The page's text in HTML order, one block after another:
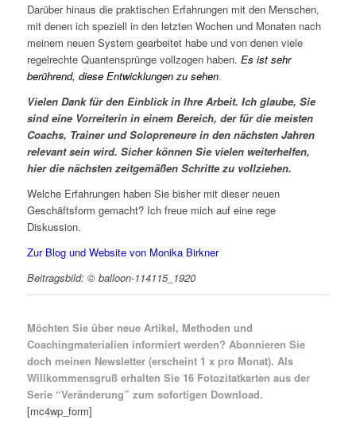
Darüber hinaus die praktischen Erfahrungen mit den Menschen,
mit denen ich speziell in den letzten Wochen und Monaten nach
meinem neuen System gearbeitet habe und von denen viele
regelrechte Quantensprünge vollzogen haben. Es ist sehr
berührend, diese Entwicklungen zu sehen.
Vielen Dank für den Einblick in Ihre Arbeit. Ich glaube, Sie
sind eine Vorreiterin in einem Bereich, der für die meisten
Coachs, Trainer und Solopreneure in den nächsten Jahren
relevant sein wird. Sicher können Sie vielen weiterhelfen,
hier die nächsten zeitgemäßen Schritte zu vollziehen.
Welche Erfahrungen haben Sie bisher mit dieser neuen
Geschäftsform gemacht? Ich freue mich auf eine rege
Diskussion.
Zur Blog und Website von Monika Birkner
Beitragsbild: © balloon-114115_1920
Möchten Sie über neue Artikel, Methoden und
Coachingmaterialien informiert werden? Abonnieren Sie
doch meinen Newsletter (erscheint 1 x pro Monat). Als
Willkommens­gruß erhalten Sie 16 Fotozitat­karten aus der
Serie “Verän­derung” zum sofortigen Download.
[mc4wp_form]